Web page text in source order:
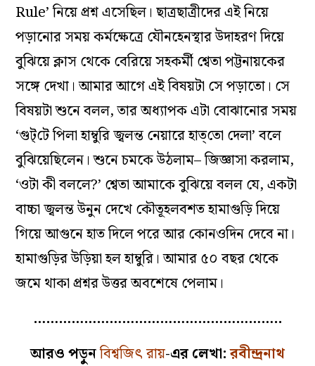
Rule’ নিয়ে প্রশ্ন এসেছিল। ছাত্রছাত্রীদের এই নিয়ে
পড়ানোর সময় কর্মক্ষেত্রে যৌনহেনস্থার উদাহরণ দিয়ে
বুঝিয়ে ক্লাস থেকে বেরিয়ে সহকর্মী শ্বেতা পট্টনায়কের
সঙ্গে দেখা। আমার আগে এই বিষয়টা সে পড়াতো। সে
বিষয়টা শুনে বলল, তার অধ্যাপক এটা বোঝানোর সময়
‘গুট্‌টে পিলা হাম্বুরি জ্বলন্ত নেয়ারে হাত্‌তো দেলা’ বলে
বুঝিয়েছিলেন। শুনে চমকে উঠলাম– জিজ্ঞাসা করলাম,
‘ওটা কী বললে?’ শ্বেতা আমাকে বুঝিয়ে বলল যে, একটা
বাচ্চা জ্বলন্ত উনুন দেখে কৌতূহলবশত হামাগুড়ি দিয়ে
গিয়ে আগুনে হাত দিলে পরে আর কোনওদিন দেবে না।
হামাগুড়ির উড়িয়া হল হাম্বুরি। আমার ৫০ বছর থেকে
জমে থাকা প্রশ্নর উত্তর অবশেষে পেলাম।
…………………………………………………..
আরও পড়ুনবিশ্বজিৎ রায়-এর লেখা:রবীন্দ্রনাথ